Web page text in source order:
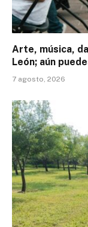
Arte, música,
León; aún
7 agosto, 2026